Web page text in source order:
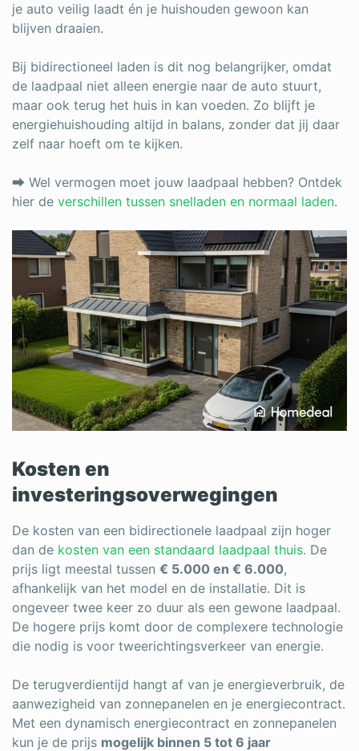
je auto veilig laadt én je huishouden gewoon kan
blijven draaien.
Bij bidirectioneel laden is dit nog belangrijker, omdat
de laadpaal niet alleen energie naar de auto stuurt,
maar ook terug het huis in kan voeden. Zo blijft je
energiehuishouding altijd in balans, zonder dat jij daar
zelf naar hoeft om te kijken.
⮕ Wel vermogen moet jouw laadpaal hebben? Ontdek
hier de verschillen tussen snelladen en normaal laden.
Kosten en
investeringsoverwegingen
De kosten van een bidirectionele laadpaal zijn hoger
dan de kosten van een standaard laadpaal thuis. De
prijs ligt meestal tussen € 5.000 en € 6.000,
afhankelijk van het model en de installatie. Dit is
ongeveer twee keer zo duur als een gewone laadpaal.
De hogere prijs komt door de complexere technologie
die nodig is voor tweerichtingsverkeer van energie.
De terugverdientijd hangt af van je energieverbruik, de
aanwezigheid van zonnepanelen en je energiecontract.
Met een dynamisch energiecontract en zonnepanelen
kun je de prijs mogelijk binnen 5 tot 6 jaar